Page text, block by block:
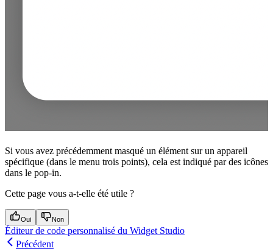
Si vous avez précédemment masqué un élément sur un appareil
spécifique (dans le menu trois points), cela est indiqué par des icônes
dans le pop-in.
Cette page vous a-t-elle été utile ?
Oui Non
Éditeur de code personnalisé du Widget Studio
Précédent